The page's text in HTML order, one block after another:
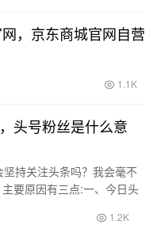
，京东商城官网自营
1.1K
头号粉丝是什么意
持关注头条吗？我会毫不
要原因有三点:一、今日头
1.2K